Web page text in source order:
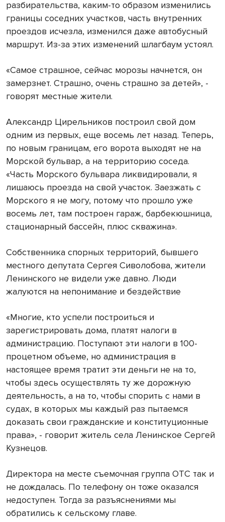
разбирательства, каким-то образом изменились
границы соседних участков, часть внутренних
проездов исчезла, изменился даже автобусный
маршрут. Из-за этих изменений шлагбаум устоял.
«Самое страшное, сейчас морозы начнется, он
замерзнет. Страшно, очень страшно за детей», -
говорят местные жители.
Александр Цирельников построил свой дом
одним из первых, еще восемь лет назад. Теперь,
по новым границам, его ворота выходят не на
Морской бульвар, а на территорию соседа.
«Часть Морского бульвара ликвидировали, я
лишаюсь проезда на свой участок. Заезжать с
Морского я не могу, потому что прошло уже
восемь лет, там построен гараж, барбекюшница,
стационарный бассейн, плюс скважина».
Собственника спорных территорий, бывшего
местного депутата Сергея Сиволобова, жители
Ленинского не видели уже давно. Люди
жалуются на непонимание и бездействие
«Многие, кто успели построиться и
зарегистрировать дома, платят налоги в
администрацию. Поступают эти налоги в 100-
процетном объеме, но администрация в
настоящее время тратит эти деньги не на то,
чтобы здесь осуществлять ту же дорожную
деятельность, а на то, чтобы спорить с нами в
судах, в которых мы каждый раз пытаемся
доказать свои гражданские и конституционные
права», - говорит житель села Ленинское Сергей
Кузнецов.
Директора на месте съемочная группа ОТС так и
не дождалась. По телефону он тоже оказался
недоступен. Тогда за разъяснениями мы
обратились к сельскому главе.